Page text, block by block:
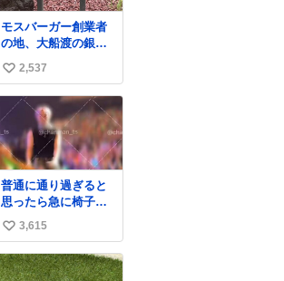
モスバーガー創業者
の地、大船渡の銀の
モスバーガーに一
礼。
い
い
ね
数
2,537
普通に通り過ぎると
思ったら急に椅子ガ
ッって来てビビっ
た。そんでまじいい
匂い。← #超特急
_ESCORT
い
い
ね
3,615